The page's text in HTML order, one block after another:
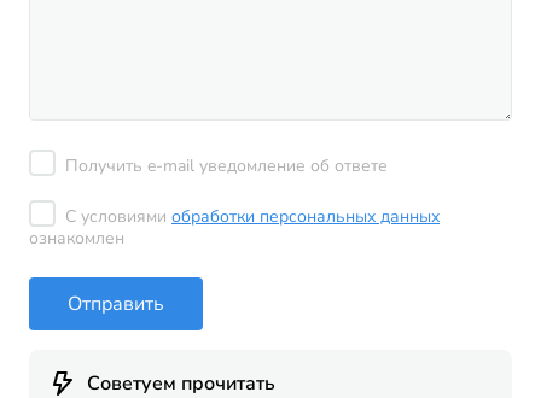
Получить e-mail уведомление об ответе
С условиями обработки персональных данных
ознакомлен
Отправить
Советуем прочитать